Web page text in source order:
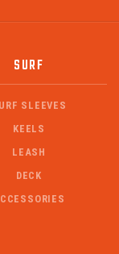
SURF
SLEEVES
KEELS
LEASH
DECK